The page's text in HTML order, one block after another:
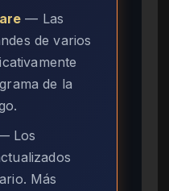
— Las
de varios
de la
Los
Más